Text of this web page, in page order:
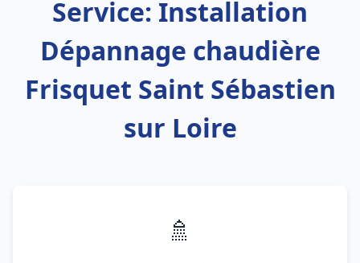
Service: Installation
Dépannage chaudière
Frisquet Saint Sébastien
sur Loire
🚿